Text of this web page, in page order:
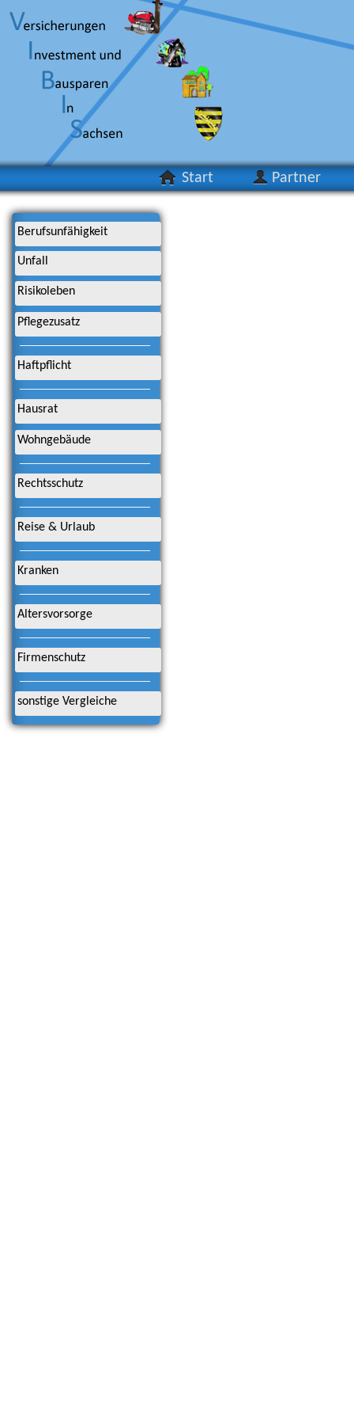
Start Partner
Berufsunfähigkeit
Unfall
Risikoleben
Pflegezusatz
Haftpflicht
Hausrat
Wohngebäude
Rechtsschutz
Reise & Urlaub
Kranken
Altersvorsorge
Firmenschutz
sonstige Vergleiche